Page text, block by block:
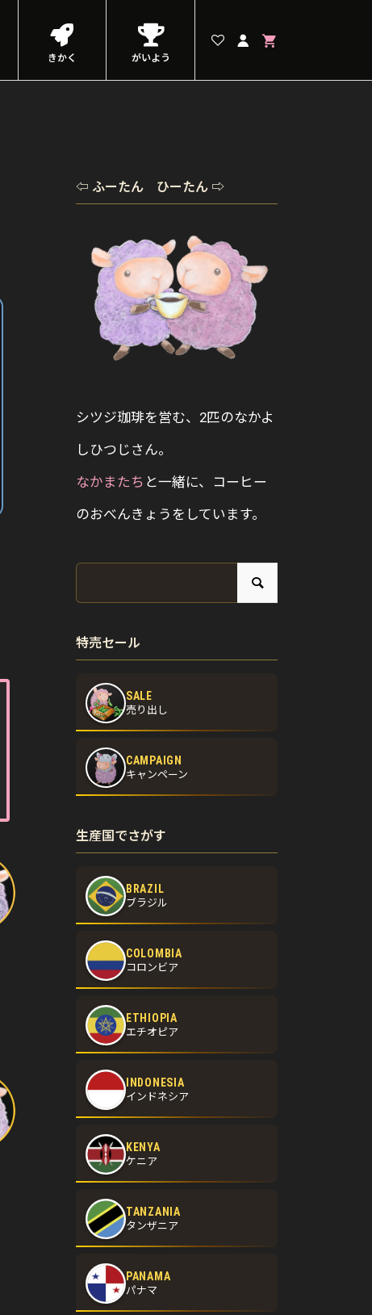
きかく がいよう
⇦ ふーたん ひーたん ⇨
シツジ珈琲を営む、2匹のなかよ
しひつじさん。
なかまたち と一緒に、コーヒー
のおべんきょうをしています。
特売セール
SALE
売り出し
CAMPAIGN
キャンペーン
生産国でさがす
BRAZIL
ブラジル
COLOMBIA
コロンビア
ETHIOPIA
エチオピア
INDONESIA
インドネシア
KENYA
ケニア
TANZANIA
タンザニア
PANAMA
パナマ